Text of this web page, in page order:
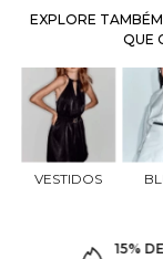
EXPLORE
QUE
VESTIDOS
15%